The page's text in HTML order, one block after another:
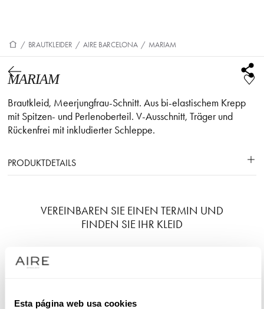
Esta página web usa cookies
/ BRAUTKLEIDER / AIRE BARCELONA / MARIAM
MARIAM
Brautkleid, Meerjungfrau-Schnitt. Aus bi-elastischem Krepp
mit Spitzen- und Perlenoberteil. V-Ausschnitt, Träger und
Rückenfrei mit inkludierter Schleppe.
PRODUKTDETAILS
VEREINBAREN SIE EINEN TERMIN UND
FINDEN SIE IHR KLEID